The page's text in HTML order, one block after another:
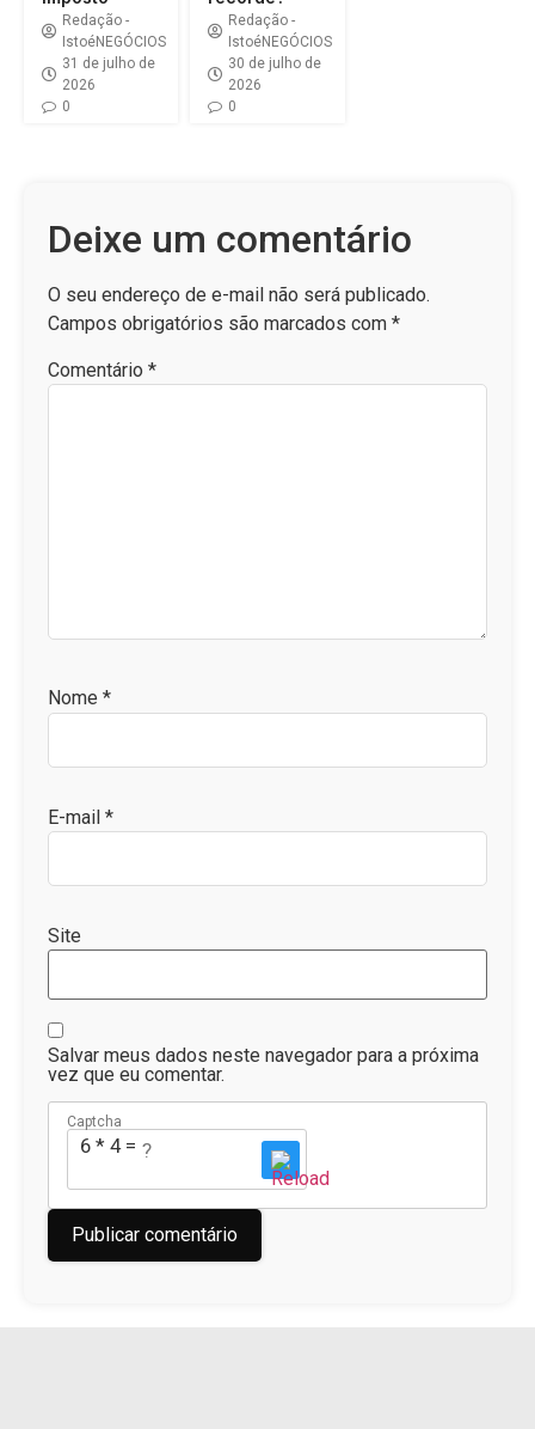
Redação -
IstoéNEGÓCIOS
31 de julho de
2026
0
Redação -
IstoéNEGÓCIOS
30 de julho de
2026
0
Deixe um comentário
O seu endereço de e-mail não será publicado.
Campos obrigatórios são marcados com *
Comentário *
Nome *
E-mail *
Site
Salvar meus dados neste navegador para a próxima
vez que eu comentar.
Captcha
6 * 4 = ?